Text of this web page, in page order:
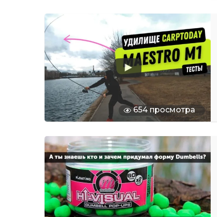
654 просмотра